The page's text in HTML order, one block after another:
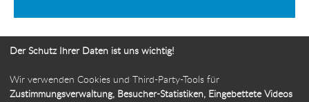
Ihr Weg zur Bürgerbeauftragten
Der Schutz Ihrer Daten ist uns wichtig!
Wir verwenden Cookies und Third-Party-Tools für
Zustimmungsverwaltung, Besucher-Statistiken, Eingebettete Videos